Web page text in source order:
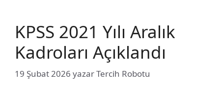
KPSS 2021 Yılı Aralık
Kadroları Açıklandı
19 Şubat 2026 yazarTercih Robotu